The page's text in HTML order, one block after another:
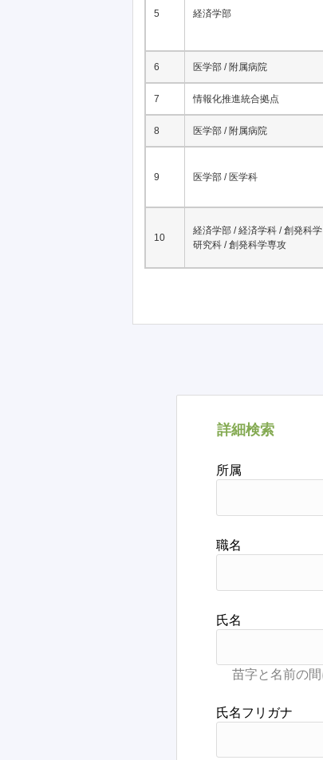
5 経済学部
6 医学部 / 附属病院
7 情報化推進統合拠点
8 医学部 / 附属病院
9 医学部 / 医学科
10
経済学部 / 経済学科 / 創発科学
研究科 / 創発科学専攻
詳細検索
所属
職名
氏名
氏名フリガナ